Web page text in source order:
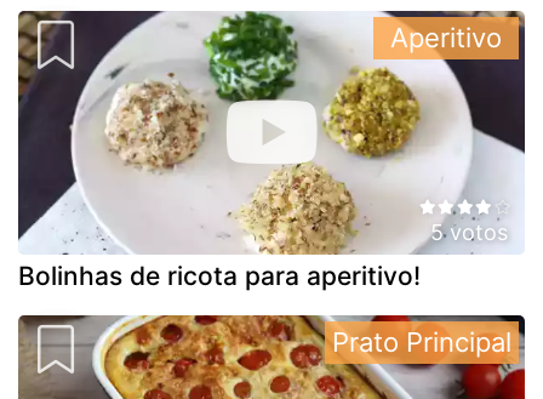
5 votos
Bolinhas de ricota para aperitivo!
Aperitivo
Prato Principal